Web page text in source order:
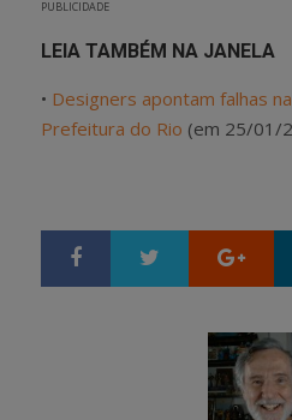
PUBLICIDADE
LEIA TAMBÉM NA JANELA
• Designers apontam falhas
Prefeitura do Rio (em 25/01/